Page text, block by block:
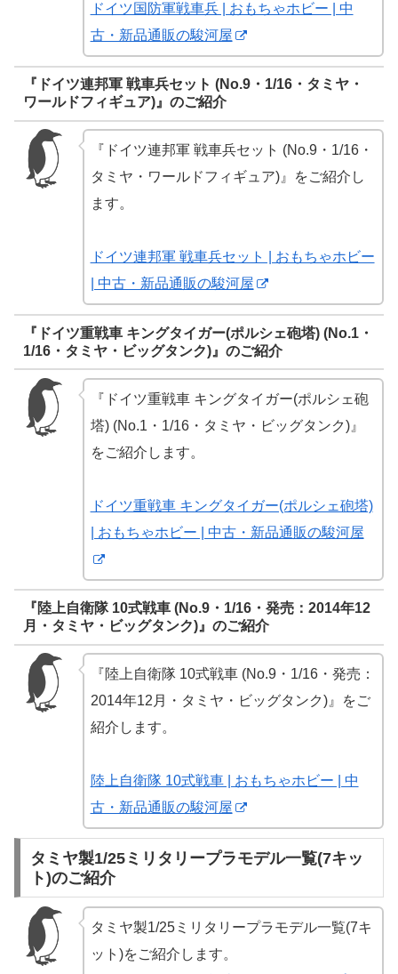
ドイツ国防軍戦車兵 | おもちゃホビー | 中
古・新品通販の駿河屋
『ドイツ連邦軍 戦車兵セット (No.9・1/16・タミヤ・
ワールドフィギュア)』のご紹介
『ドイツ連邦軍 戦車兵セット (No.9・1/16・
タミヤ・ワールドフィギュア)』をご紹介し
ます。
ドイツ連邦軍 戦車兵セット | おもちゃホビー
| 中古・新品通販の駿河屋
『ドイツ重戦車 キングタイガー(ポルシェ砲塔) (No.1・
1/16・タミヤ・ビッグタンク)』のご紹介
『ドイツ重戦車 キングタイガー(ポルシェ砲
塔) (No.1・1/16・タミヤ・ビッグタンク)』
をご紹介します。
ドイツ重戦車 キングタイガー(ポルシェ砲塔)
| おもちゃホビー | 中古・新品通販の駿河屋
『陸上自衛隊 10式戦車 (No.9・1/16・発売：2014年12
月・タミヤ・ビッグタンク)』のご紹介
『陸上自衛隊 10式戦車 (No.9・1/16・発売：
2014年12月・タミヤ・ビッグタンク)』をご
紹介します。
陸上自衛隊 10式戦車 | おもちゃホビー | 中
古・新品通販の駿河屋
タミヤ製1/25ミリタリープラモデル一覧(7キッ
ト)のご紹介
タミヤ製1/25ミリタリープラモデル一覧(7キ
ット)をご紹介します。